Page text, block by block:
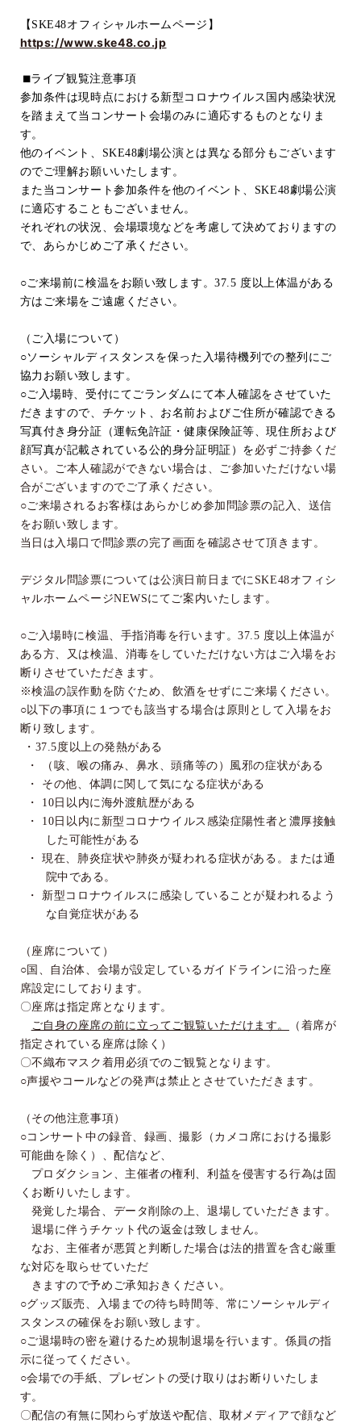
【 SKE48オフィシャルホームページ】
https://www.ske48.co.jp
⬛ライブ観覧注意事項
参加条件は現時点における新型コロナウイルス国内感染状況
を踏まえて当コンサート会場のみに適応するものとなりま
す。
他のイベント、 SKE48劇場公演とは異なる部分もございます
のでご理解お願いいたします。
また当コンサート参加条件を他のイベント、 SKE48劇場公演
に適応することもございません。
それぞれの状況、会場環境などを考慮して決めておりますの
で、あらかじめご了承ください。
○ご来場前に検温をお願い致します。37.5 度以上体温がある
方はご来場をご遠慮ください。
（ご入場について）
○ソーシャルディスタンスを保った入場待機列での整列にご
協力お願い致します。
○ご入場時、受付にてごランダムにて本人確認をさせていた
だきますので、チケット、お名前およびご住所が確認できる
写真付き身分証（運転免許証・健康保険証等、現住所および
顔写真が記載されている公的身分証明証）を 必ずご持参くだ
さい。ご本人確認ができない場合は、ご参加いただけない場
合がございますのでご了承ください。
○ご来場されるお客様はあらかじめ参加問診票の記入、送信
をお願い致します。
当日は入場口で問診票の完了画面を確認させて頂きます。
デジタル問診票については公演日前日までに SKE48オフィシ
ャルホームページNEWSにてご案内いたします。
○ご入場時に検温、手指消毒を行います。37.5 度以上体温が
ある方、又は検温、消毒をしていただけない方はご入場をお
断りさせていただきます。
※検温の誤作動を防ぐため、飲酒をせずにご来場ください。
○以下の事項に１つでも該当する場合は原則として入場をお
断り致します。
・ 37.5度以上の発熱がある
・
（咳、喉の痛み、鼻水、頭痛等の）風邪の症状がある
・
その他、体調に関して気になる症状がある
・
10 日 以内に海外渡航歴がある
・
10 日 以内に新型コロナウイルス感染症陽性者と濃厚接触
した可能性がある
・
現在、肺炎症状や肺炎が疑われる症状がある。または通
院中である。
・
新型コロナウイルスに感染していることが疑われるよう
な自覚症状がある
（座席について）
○国、自治体、会場が設定しているガイドラインに沿った座
席設定にしております。
〇座席は指定席となります。
ご自身の座席の前に立ってご観覧いただけます。
（着席が
指定されている座席は除く）
〇不織布マスク着用必須でのご観覧となります。
○声援やコールなどの発声は禁止とさせていただきます。
（その他注意事項）
○コンサート中の録音、録画、撮影（カメコ席における撮影
可能曲を除く）、配信など、
プロダクション、主催者の権利、利益を侵害する行為は固
くお断りいたします。
発覚した場合、データ削除の上、退場していただきます。
退場に伴うチケット代の返金は致しません。
なお、主催者が悪質と判断した場合は法的措置を含む厳重
な対応を取らせていただ
きますので予めご承知おきください。
○グッズ販売、入場までの待ち時間等、常にソーシャルディ
スタンスの確保をお願い致します。
○ご退場時の密を避けるため規制退場を行います。係員の指
示に従ってください。
○会場での手紙、プレゼントの受け取りはお断りいたしま
す。
〇配信の有無に関わらず放送や配信、取材メディアで顔など